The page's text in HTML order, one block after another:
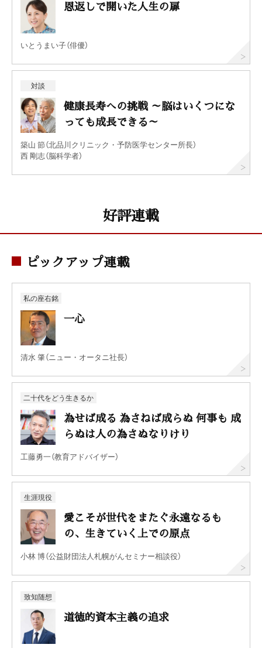
恩返しで開いた人生の扉
いとうまい子（俳優）
対談
健康長寿への挑戦 ～脳はいくつにな
っても成長できる～
築山 節（北品川クリニック・予防医学センター所長）
西 剛志（脳科学者）
好評連載
ピックアップ連載
私の座右銘
一心
清水 肇（ニュー・オータニ社長）
二十代をどう生きるか
為せば成る 為さねば成らぬ 何事も 成
らぬは人の為さぬなりけり
工藤勇一（教育アドバイザー）
生涯現役
愛こそが世代をまたぐ永遠なるも
の、生きていく上での原点
小林 博（公益財団法人札幌がんセミナー相談役）
致知随想
道徳的資本主義の追求